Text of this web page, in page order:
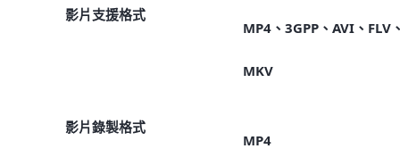
影片支援格式
MP4、3GPP、AVI、FLV
MKV
影片錄製格式
MP4